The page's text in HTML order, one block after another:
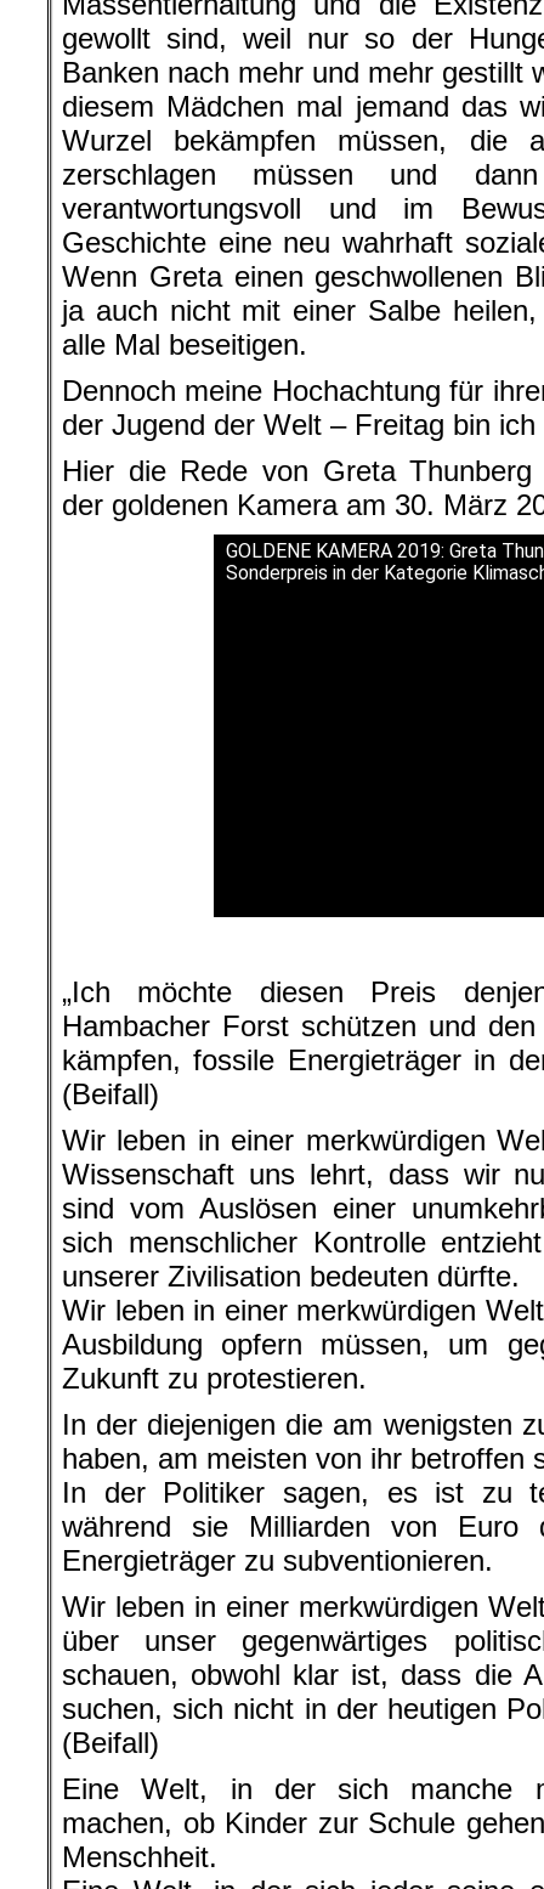
gewollt sind, weil nur so der
Banken nach mehr und mehr gestillt
diesem Mädchen mal jemand das
Wurzel bekämpfen müssen, die
zerschlagen müssen und
verantwortungsvoll und im
Geschichte eine neu wahrhaft
Wenn Greta einen geschwollenen
ja auch nicht mit einer Salbe
alle Mal beseitigen.
Dennoch meine Hochachtung für
der Jugend der Welt – Freitag bin
Hier die Rede von Greta Thunberg
der goldenen Kamera am 30. März
GOLDENE KAMERA 2019: Greta
Sonderpreis in der Kategorie
„Ich möchte diesen Preis
Hambacher Forst schützen und
kämpfen, fossile Energieträger in
(Beifall)
Wir leben in einer merkwürdigen
Wissenschaft uns lehrt, dass wir
sind vom Auslösen einer
sich menschlicher Kontrolle
unserer Zivilisation bedeuten dürfte.
Wir leben in einer merkwürdigen
Ausbildung opfern müssen, um
Zukunft zu protestieren.
In der diejenigen die am wenigsten
haben, am meisten von ihr betroffen
In der Politiker sagen, es ist zu
während sie Milliarden von Euro
Energieträger zu subventionieren.
Wir leben in einer merkwürdigen
über unser gegenwärtiges
schauen, obwohl klar ist, dass die
suchen, sich nicht in der heutigen
(Beifall)
Eine Welt, in der sich manche
machen, ob Kinder zur Schule
Menschheit.